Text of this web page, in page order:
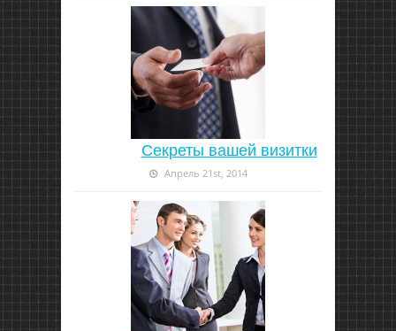
Секреты вашей визитки
Апрель 21st, 2014